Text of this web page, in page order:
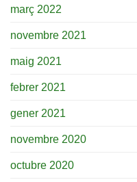
març 2022
novembre 2021
maig 2021
febrer 2021
gener 2021
novembre 2020
octubre 2020